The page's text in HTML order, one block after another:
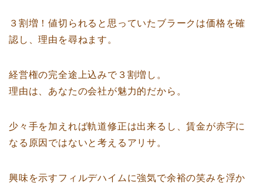
３割増！値切られると思っていたブラークは価格を確
認し、理由を尋ねます。
経営権の完全途上込みで３割増し。
理由は、あなたの会社が魅力的だから。
少々手を加えれば軌道修正は出来るし、賃金が赤字に
なる原因ではないと考えるアリサ。
興味を示すフィルデハイムに強気で余裕の笑みを浮か